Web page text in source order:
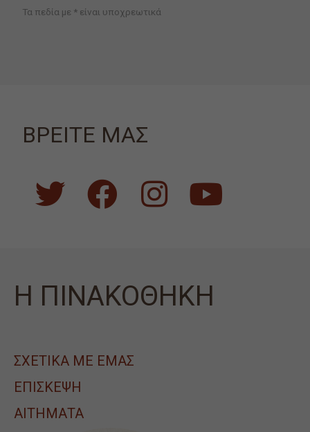
Τα πεδία με * είναι υποχρεωτικά
ΒΡΕΙΤΕ ΜΑΣ
Η ΠΙΝΑΚΟΘΗΚΗ
ΣΧΕΤΙΚΑ ΜΕ ΕΜΑΣ
ΕΠΙΣΚΕΨΗ
ΑΙΤΉΜΑΤΑ